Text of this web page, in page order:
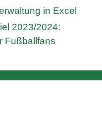
in Excel
2023/2024:
Fußballfans